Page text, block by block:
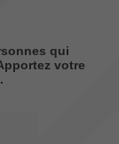
qui
votre